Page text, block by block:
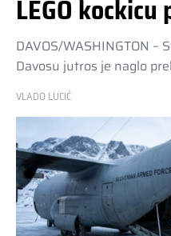
LEGO
DAVOS/WASHINGTON
Davosu jutros je naglo
VLADO LUCIĆ